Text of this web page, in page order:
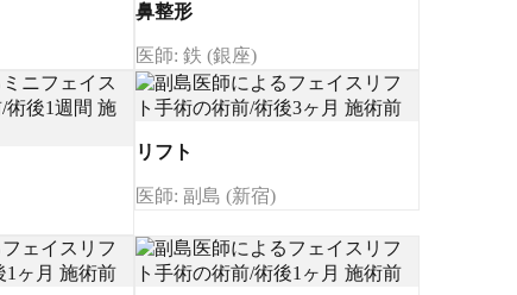
鼻整形
医師: 鉄 (銀座)
リフト
医師: 副島 (新宿)